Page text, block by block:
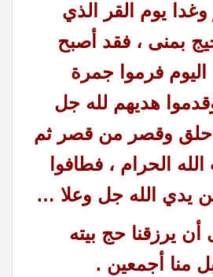
وغدا يوم القر الذي
بمنى ، فقد أصبح
فرموا جمرة
هديهم لله جل
حلق وقصر من قصر ثم
الحرام ، فطافوا
يدي الله جل وعلا …
أن يرزقنا حج بيته
منا أجمعين .